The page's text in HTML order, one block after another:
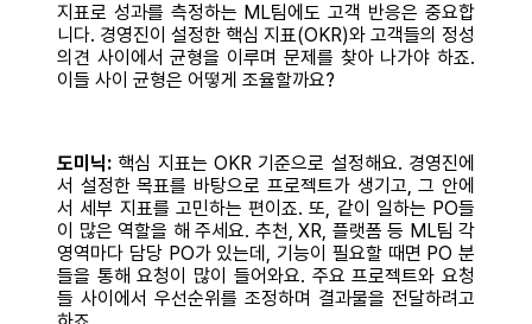
지표로 성과를 측정하는 ML팀에도 고객 반응은 중요합
니다. 경영진이 설정한 핵심 지표(OKR)와 고객들의 정성
의견 사이에서 균형을 이루며 문제를 찾아 나가야 하죠.
이들 사이 균형은 어떻게 조율할까요?
도미닉: 핵심 지표는 OKR 기준으로 설정해요. 경영진에
서 설정한 목표를 바탕으로 프로젝트가 생기고, 그 안에
서 세부 지표를 고민하는 편이죠. 또, 같이 일하는 PO들
이 많은 역할을 해 주세요. 추천, XR, 플랫폼 등 ML팀 각
영역마다 담당 PO가 있는데, 기능이 필요할 때면 PO 분
들을 통해 요청이 많이 들어와요. 주요 프로젝트와 요청
들 사이에서 우선순위를 조정하며 결과물을 전달하려고